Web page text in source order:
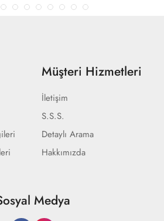
Müşteri Hizmetleri
İletişim
S.S.S.
Detaylı Arama
Hakkımızda
Medya